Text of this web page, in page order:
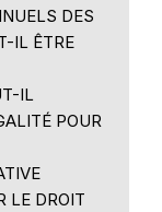
DES
IL ÊTRE
IL
POUR
LE DROIT